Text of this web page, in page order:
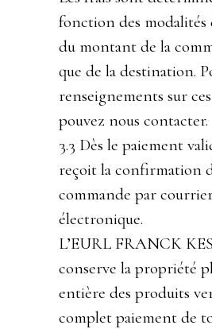
fonction des
du montant de la
que de la destination.
renseignements sur
pouvez nous contacter.
3.3 Dès le paiement
reçoit la confirmation
commande par
électronique.
L’EURL FRANCK
conserve la propriété
entière des produits
complet paiement de